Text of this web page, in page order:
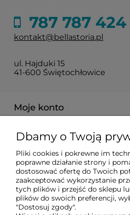
787 787 424
kontakt@bellastoria.pl
ul. Hajduki 15
41-600 Świętochłowice
Moje konto
Dostawa i płatności
O firmie
Obsługiwane metody płatności
Dbamy o Twoją
Pliki cookies i pokrewne im
poprawne działanie strony i
dostosować ofertę do Twoich
zaakceptować wykorzystanie
tych plików i przejść do sklepu
plików do swoich preferencji,
"Dostosuj zgody".